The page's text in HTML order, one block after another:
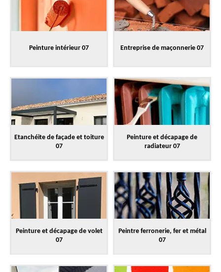
Peinture intérieur 07 Entreprise de maçonnerie 07
Etanchéite de façade et toiture
07
Peinture et décapage de
radiateur 07
Peinture et décapage de volet
07
Peintre ferronerie, fer et métal
07